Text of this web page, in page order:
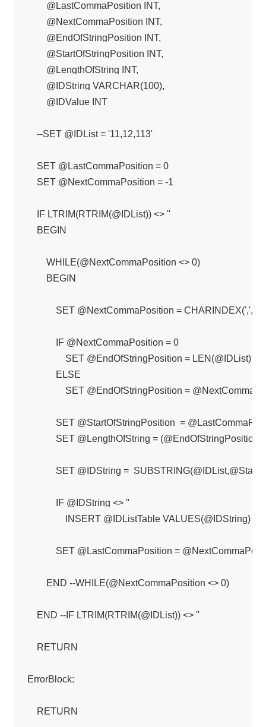
        @LastCommaPosition INT,
        @NextCommaPosition INT,
        @EndOfStringPosition INT,
        @StartOfStringPosition INT,
        @LengthOfString INT,
        @IDString VARCHAR(100),
        @IDValue INT
    --SET @IDList = '11,12,113'
    SET @LastCommaPosition = 0
    SET @NextCommaPosition = -1
    IF LTRIM(RTRIM(@IDList)) <> ''
    BEGIN
        WHILE(@NextCommaPosition <> 0)
        BEGIN
SET @NextCommaPosition =
            IF @NextCommaPosition = 0
                SET @EndOfStringPosition = LEN(@IDList)
            ELSE
SET @EndOfStringPosition =
SET @StartOfStringPosition  =
SET @LengthOfString = (@EndOfStringPosition
SET @IDString =
            IF @IDString <> ''
                INSERT @IDListTable VALUES(@IDString)
SET @LastCommaPosition =
        END --WHILE(@NextCommaPosition <> 0)
    END --IF LTRIM(RTRIM(@IDList)) <> ''
    RETURN
ErrorBlock:
    RETURN